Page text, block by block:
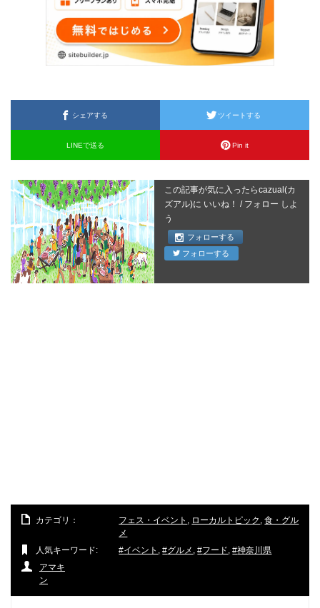
シェアする ツイートする
LINEで送る Pin it
この記事が気に入ったらcazual(カ
ズアル)に いいね！ / フォロー しよ
う
フォローする
フォローする
カテゴリ： フェス・イベント , ローカルトピック ,食・グル
メ
人気キーワード:
イベント , グルメ , フード, 神奈川県
アマキ
ン